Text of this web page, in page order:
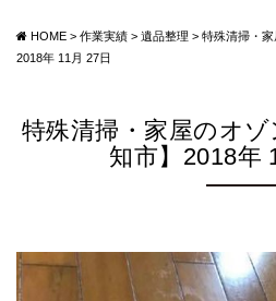
HOME > 作業実績 > 遺品整理 > 特殊清掃・家
2018年 11月 27日
特殊清掃・家屋のオ
知市】2018年